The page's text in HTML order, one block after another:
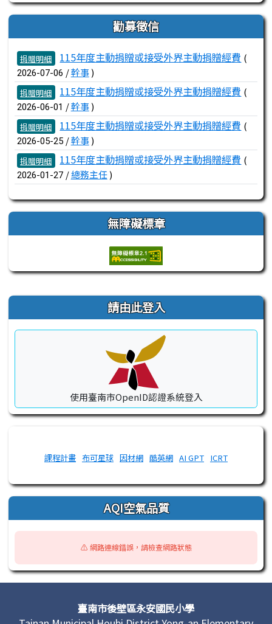
勸募徵信
文章列表
捐贈明細 115年度主動捐贈或接受外界主動捐贈經費 (
2026-07-06 /幹事)
捐贈明細 115年度主動捐贈或接受外界主動捐贈經費 (
2026-06-01 /幹事)
捐贈明細 115年度主動捐贈或接受外界主動捐贈經費 (
2026-05-25 /幹事)
捐贈明細 115年度主動捐贈或接受外界主動捐贈經費 (
2026-01-27 /總務主任)
無障礙標章
右邊區域內容 請由此登入
使用臺南市OpenID認證系統登入
課程計畫 布可星球 因材網 酷英網 AI GPT ICRT
AQI空氣品質
⚠️ 網路連線錯誤，請檢查網路狀態
頁尾區域內容臺南市後壁區永安國民小學